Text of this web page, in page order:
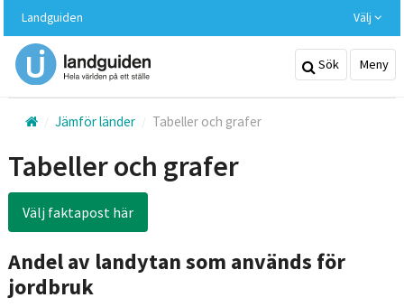
huvudinnehållet
Landguiden Välj
Sök Meny
Jämför länder Tabeller och grafer
Tabeller och grafer
Välj faktapost här
Andel av landytan som används för
jordbruk